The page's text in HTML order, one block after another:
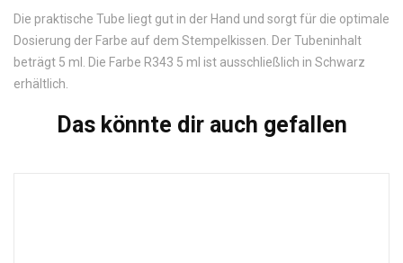
Die praktische Tube liegt gut in der Hand und sorgt für die optimale
Dosierung der Farbe auf dem Stempelkissen. Der Tubeninhalt
beträgt 5 ml. Die Farbe R343 5 ml ist ausschließlich in Schwarz
erhältlich.
Das könnte dir auch gefallen